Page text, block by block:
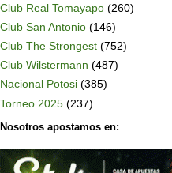
Club Real Tomayapo (260)
Club San Antonio (146)
Club The Strongest (752)
Club Wilstermann (487)
Nacional Potosi (385)
Torneo 2025 (237)
Nosotros apostamos en: